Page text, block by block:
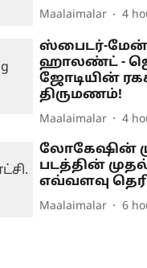
Maalaimalar 4
ஸ்பைடர்-
ஹாலண்ட் -
ஜோடியின்
திருமணம்!
Maalaimalar 4
லோகேஷின்
படத்தின்
எவ்வளவு
Maalaimalar 6